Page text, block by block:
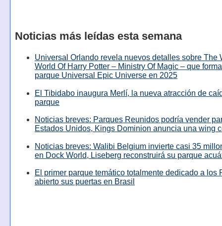
Noticias más leídas esta semana
Universal Orlando revela nuevos detalles sobre The
World Of Harry Potter – Ministry Of Magic – que
parque Universal Epic Universe en 2025
El Tibidabo inaugura Merlí, la nueva atracción de
parque
Noticias breves: Parques Reunidos podría vender
Estados Unidos, Kings Dominion anuncia una wing
Noticias breves: Walibi Belgium invierte casi 35
en Dock World, Liseberg reconstruirá su parque
El primer parque temático totalmente dedicado a los
abierto sus puertas en Brasil